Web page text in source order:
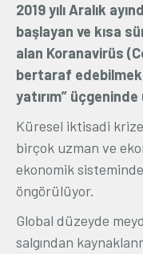
E-İşlemler
İletişim
2019 yılı Aralık
başlayan ve kısa
alan Koranavirüs
bertaraf
yatırım”
Küresel iktisadi krize
birçok uzman ve
ekonomik
öngörülüyor.
Global düzeyde
salgından